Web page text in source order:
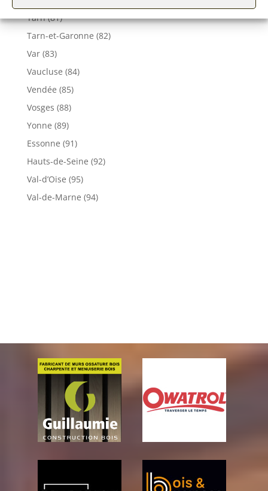
Tarn (81)
Tarn-et-Garonne (82)
Var (83)
Vaucluse (84)
Vendée (85)
Vosges (88)
Yonne (89)
Essonne (91)
Hauts-de-Seine (92)
Val-d’Oise (95)
Val-de-Marne (94)